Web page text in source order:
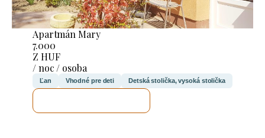
Apartmán Mary
7.000
Z HUF
/ noc / osoba
Ľan Vhodné pre deti Detská stolička, vysoká stolička